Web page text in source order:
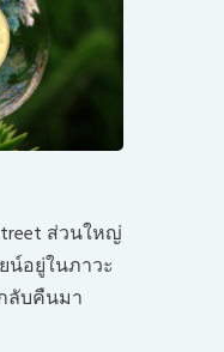
ส่วนใหญ่
น์อยู่ในภาวะ
ลับคืนมา